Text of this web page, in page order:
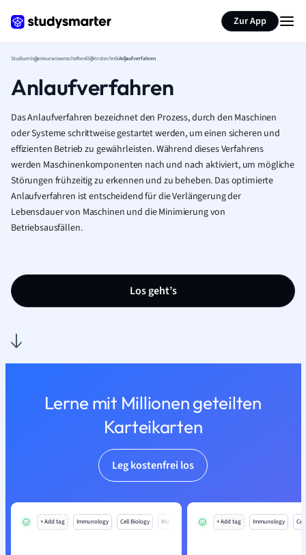
Zur App
StudiumIngenieurwissenschaftenElektrotechnikAnlaufverfahren
Anlaufverfahren
Das Anlaufverfahren bezeichnet den Prozess, durch den Maschinen
oder Systeme schrittweise gestartet werden, um einen sicheren und
effizienten Betrieb zu gewährleisten. Während dieses Verfahrens
werden Maschinenkomponenten nach und nach aktiviert, um mögliche
Störungen frühzeitig zu erkennen und zu beheben. Das optimierte
Anlaufverfahren ist entscheidend für die Verlängerung der
Lebensdauer von Maschinen und die Minimierung von
Betriebsausfällen.
Los geht’s
Lerne mit Millionen geteilten
Karteikarten
Leg kostenfrei los
+ Add tag Immunology Cell Biology Mo + Add tag Immunology